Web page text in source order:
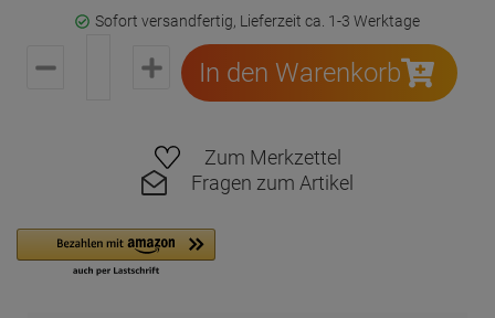
Sofort versandfertig, Lieferzeit ca. 1-3 Werktage
In den Warenkorb
Zum Merkzettel
Fragen zum Artikel